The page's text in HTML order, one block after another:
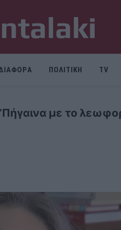
ΠΟΛΙΤΙΚΗ TV
με το